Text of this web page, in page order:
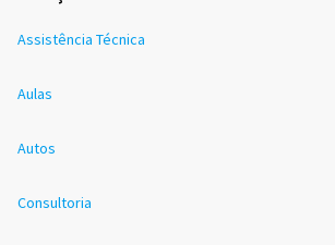
Assistência Técnica
Aulas
Autos
Consultoria